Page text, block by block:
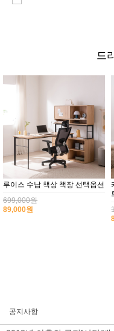
드
루이스 수납 책상 책장 선택옵션
699,000원
89,000원
공지사항
2018년 야휴회 공지[상담/배